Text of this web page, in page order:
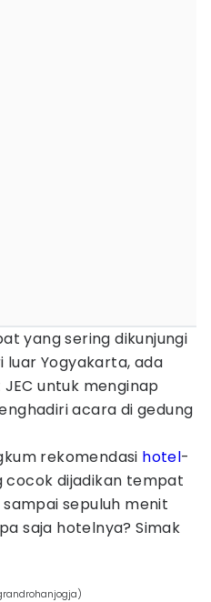
yang sering dikunjungi
Yogyakarta, ada
untuk menginap
acara di gedung
rekomendasi hotel-
cocok dijadikan tempat
sepuluh menit
saja hotelnya? Simak